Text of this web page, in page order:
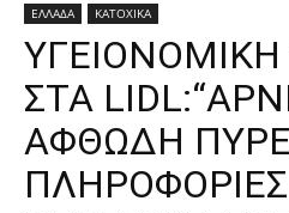
ΕΛΛΑΔΑ ΚΑΤΟΧΙΚΑ
ΥΓΕΙΟΝΟΜΙΚΗ
ΣΤΑ
ΑΦΘΩΔΗ
ΠΛΗΡΟΦΟΡΙΕΣ